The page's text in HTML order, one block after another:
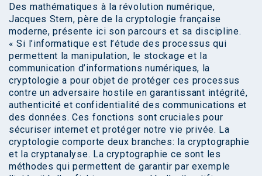
Des mathématiques à la révolution numérique,
Jacques Stern, père de la cryptologie française
moderne, présente ici son parcours et sa discipline.
« Si l’informatique est l’étude des processus qui
permettent la manipulation, le stockage et la
communication d’informations numériques, la
cryptologie a pour objet de protéger ces processus
contre un adversaire hostile en garantissant intégrité,
authenticité et confidentialité des communications et
des données. Ces fonctions sont cruciales pour
sécuriser internet et protéger notre vie privée. La
cryptologie comporte deux branches: la cryptographie
et la cryptanalyse. La cryptographie ce sont les
méthodes qui permettent de garantir par exemple